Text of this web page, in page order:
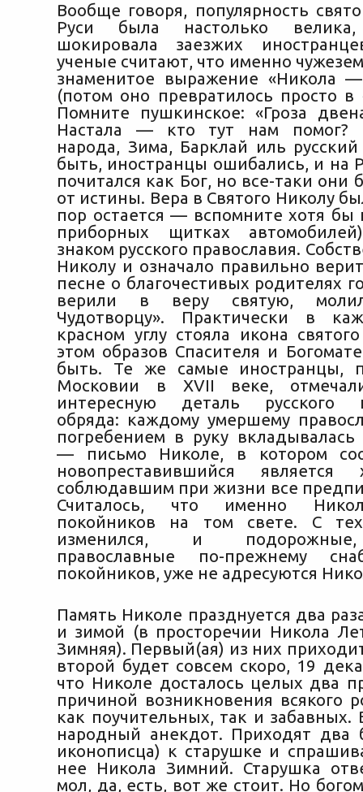
Вообще говоря, популярность
Руси была настолько
шокировала заезжих
ученые считают, что именно
знаменитое выражение «Никола —
(потом оно превратилось просто в
Помните пушкинское: «Гроза
Настала — кто тут нам помог?
народа, Зима, Барклай иль
быть, иностранцы ошибались, и на
почитался как Бог, но все-таки они
от истины. Вера в Святого Николу
пор остается — вспомните хотя бы
приборных щитках
знаком русского православия.
Николу и означало правильно
песне о благочестивых родителях
верили в веру святую,
Чудотворцу». Практически в
красном углу стояла икона
этом образов Спасителя и
быть. Те же самые иностранцы,
Московии в XVII веке,
интересную деталь русского
обряда: каждому умершему
погребением в руку вкладывалась
— письмо Николе, в котором
новопреставившийся является
соблюдавшим при жизни все
Считалось, что именно
покойников на том свете. С
изменился, и
православные по-прежнему
покойников, уже не адресуются
Память Николе празднуется два
и зимой (в просторечии Никола
Зимняя). Первый(ая) из них
второй будет совсем скоро, 19
что Николе досталось целых два
причиной возникновения всякого
как поучительных, так и забавных.
народный анекдот. Приходят два
иконописца) к старушке и
нее Никола Зимний. Старушка
мол, да, есть, вот же стоит. Но